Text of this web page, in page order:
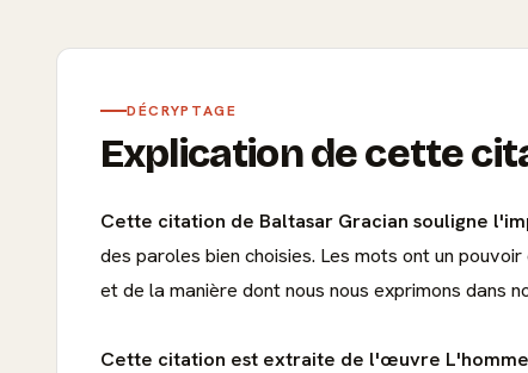
DÉCRYPTAGE
Explication de cette
Cette citation de Baltasar Gracian souligne
des paroles bien choisies. Les mots ont un
et de la manière dont nous nous exprimons dans
Cette citation est extraite de l'œuvre